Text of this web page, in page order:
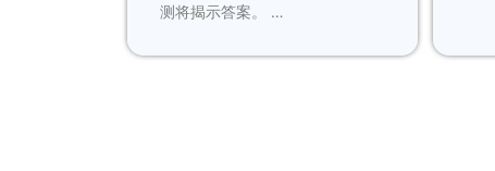
测将揭示答案。 …